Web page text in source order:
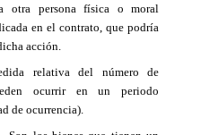
otra persona física o moral
en el contrato, que podría
acción.
relativa del número de
ocurrir en un periodo
de ocurrencia).